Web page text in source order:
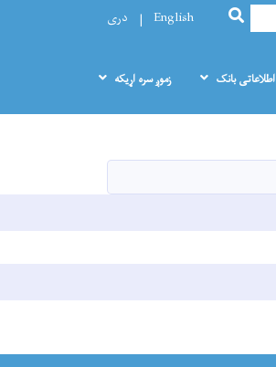
SEARCH
English دری
اطلاعاتی بانک زموږ سره اړيکه